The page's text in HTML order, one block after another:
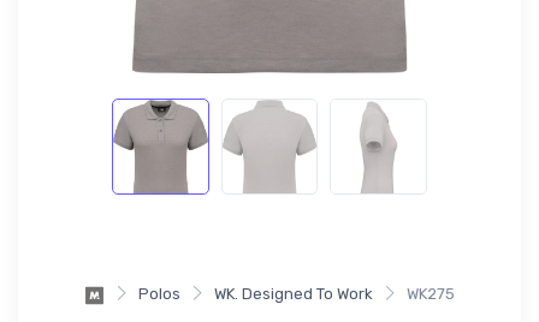
Polos WK. Designed To Work WK275